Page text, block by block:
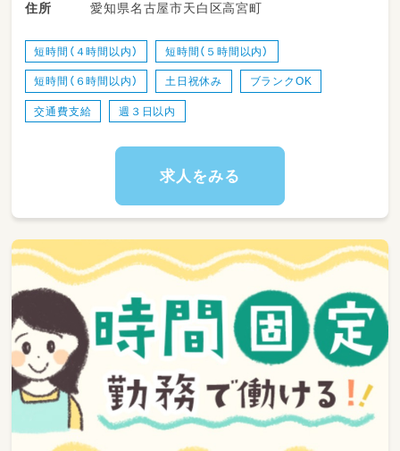
＊当事業所の魅力は「雰囲気の良さ」！見学はお
＊ブランクがあっても大丈夫！これまでの経験
を生かして活躍してみませんか？
＊交通費支給あり！通勤にかかるお金をサポー
トします♪
くれる環境。お仕事の質問もしやすい職場で
＊職場の男女比：ほぼ女性職員の職場です。
た時には気軽に相談できます。
＊頼りになる先輩社員多数！現場の状況にあわ
せて「ずっと活かせる知識」を学び続けられる環
境です★
住所
愛知県名古屋市天白区高宮町
短時間（４時間以内） 短時間（５時間以内）
短時間（６時間以内） 土日祝休み ブランクOK
交通費支給 週３日以内
求人をみる